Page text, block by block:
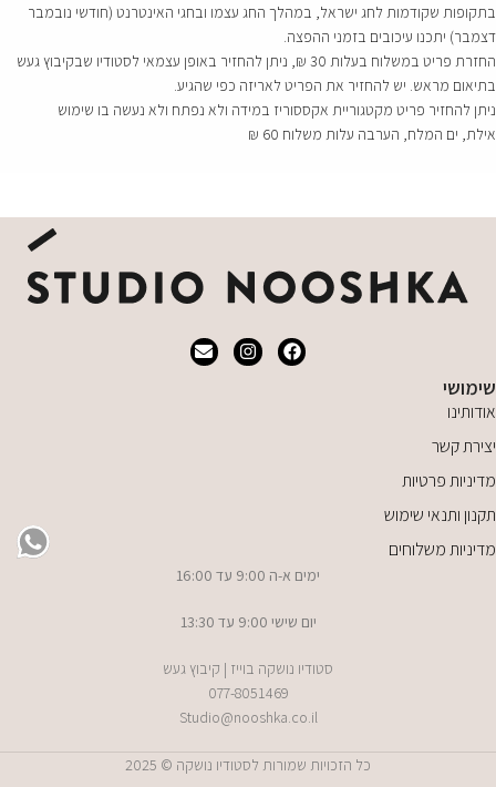
בתקופות שקודמות לחג ישראל, במהלך החג עצמו ובחגי האינטרנט (חודשי נובמבר
דצמבר) יתכנו עיכובים בזמני ההפצה.
החזרת פריט במשלוח בעלות 30 ₪, ניתן להחזיר באופן עצמאי לסטודיו שבקיבוץ געש
בתיאום מראש. יש להחזיר את הפריט לאריזה כפי שהגיע.
ניתן להחזיר פריט מקטגוריית אקססוריז במידה ולא נפתח ולא נעשה בו שימוש
אילת, ים המלח, הערבה עלות משלוח 60 ₪
שימושי
אודותינו
יצירת קשר
מדיניות פרטיות
תקנון ותנאי שימוש
מדיניות משלוחים
ימים א-ה 9:00 עד 16:00
יום שישי 9:00 עד 13:30
סטודיו נושקה בוייז | קיבוץ געש
077-8051469
Studio@nooshka.co.il
כל הזכויות שמורות לסטודיו נושקה © 2025